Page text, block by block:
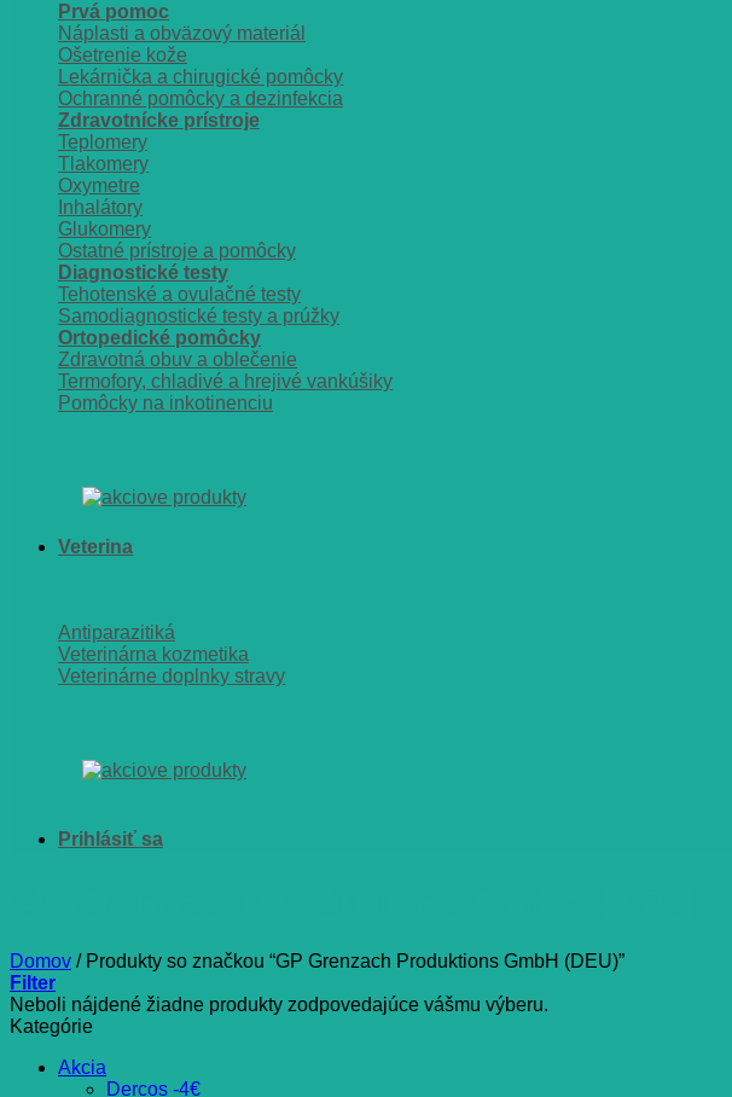
Prvá pomoc
Náplasti a obväzový materiál
Ošetrenie kože
Lekárnička a chirugické pomôcky
Ochranné pomôcky a dezinfekcia
Zdravotnícke prístroje
Teplomery
Tlakomery
Oxymetre
Inhalátory
Glukomery
Ostatné prístroje a pomôcky
Diagnostické testy
Tehotenské a ovulačné testy
Samodiagnostické testy a prúžky
Ortopedické pomôcky
Zdravotná obuv a oblečenie
Termofory, chladivé a hrejivé vankúšiky
Pomôcky na inkotinenciu
Veterina
Antiparazitiká
Veterinárna kozmetika
Veterinárne doplnky stravy
Domov /Produkty so značkou “GP Grenzach Produktions GmbH (DEU)”
Filter
Neboli nájdené žiadne produkty zodpovedajúce vášmu výberu.
Kategórie
Akcia
Dercos -4€